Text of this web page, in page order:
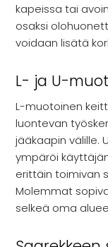
kapeissa tai
osaksi
voidaan lisätä
L- ja U-
L-muotoinen
luontevan
jääkaapin välille.
ympäröi
erittäin toimivan
Molemmat
selkeä oma